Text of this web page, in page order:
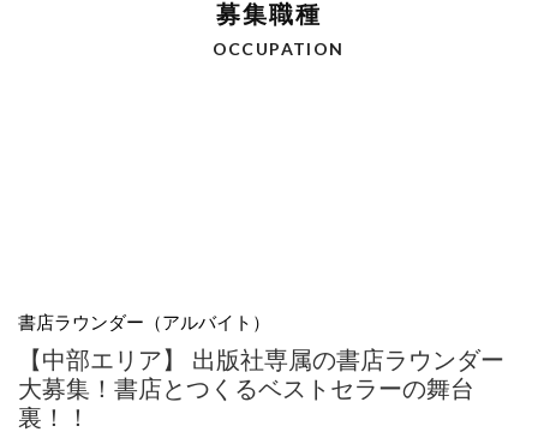
募集職種
OCCUPATION
書店ラウンダー（アルバイト）
【中部エリア】 出版社専属の書店ラウンダー
大募集！書店とつくるベストセラーの舞台
裏！！